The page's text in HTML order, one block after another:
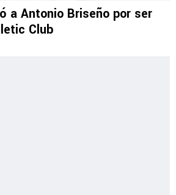
a Antonio Briseño por ser
Club